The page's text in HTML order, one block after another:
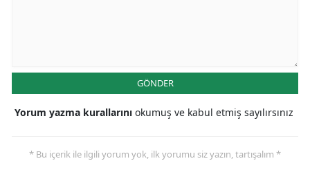
GÖNDER
Yorum yazma kurallarını okumuş ve kabul etmiş sayılırsınız
* Bu içerik ile ilgili yorum yok, ilk yorumu siz yazın, tartışalım *